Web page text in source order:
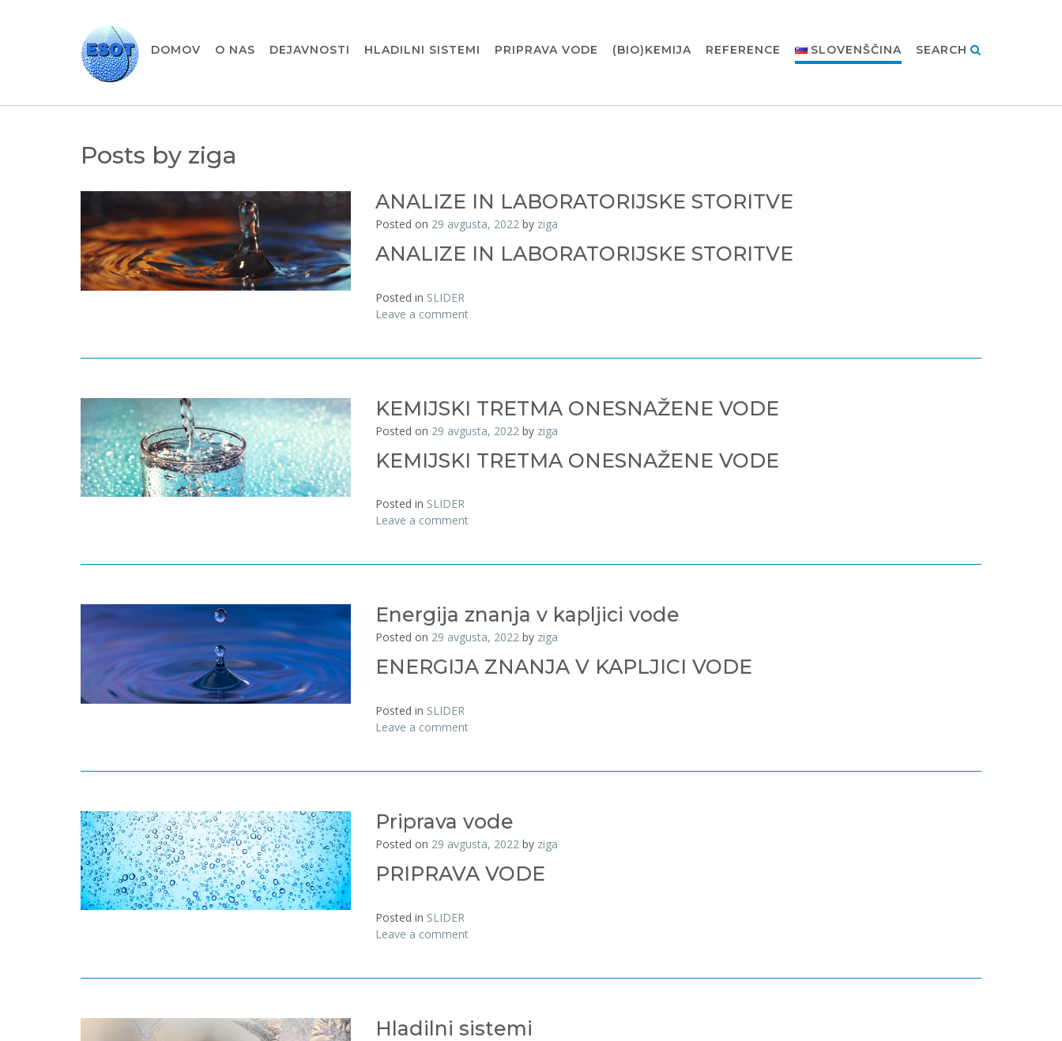
DOMOV O NAS DEJAVNOSTI HLADILNI SISTEMI PRIPRAVA VODE (BIO)KEMIJA REFERENCE SLOVENŠČINA SEARCH
Posts by ziga
ANALIZE IN LABORATORIJSKE STORITVE
Posted on 29 avgusta, 2022by ziga
ANALIZE IN LABORATORIJSKE STORITVE
Posted in SLIDER
Leave a comment
KEMIJSKI TRETMA ONESNAŽENE VODE
Posted on 29 avgusta, 2022by ziga
KEMIJSKI TRETMA ONESNAŽENE VODE
Posted in SLIDER
Leave a comment
Energija znanja v kapljici vode
Posted on 29 avgusta, 2022by ziga
ENERGIJA ZNANJA V KAPLJICI VODE
Posted in SLIDER
Leave a comment
Priprava vode
Posted on 29 avgusta, 2022by ziga
PRIPRAVA VODE
Posted in SLIDER
Leave a comment
Hladilni sistemi